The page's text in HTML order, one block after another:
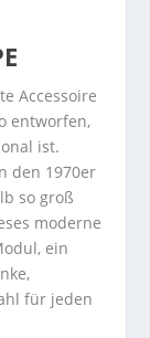
Accessoire
entworfen,
ist.
den 1970er
so groß
moderne
ein
für jeden